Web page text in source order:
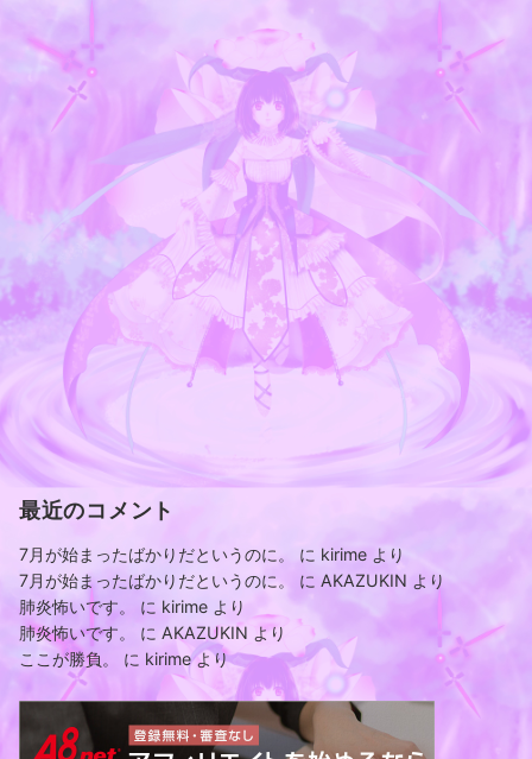
最近のコメント
7月が始まったばかりだというのに。 に kirime より
7月が始まったばかりだというのに。
に AKAZUKIN より
肺炎怖いです。
に kirime より
肺炎怖いです。
に AKAZUKIN より
ここが勝負。
に kirimeより